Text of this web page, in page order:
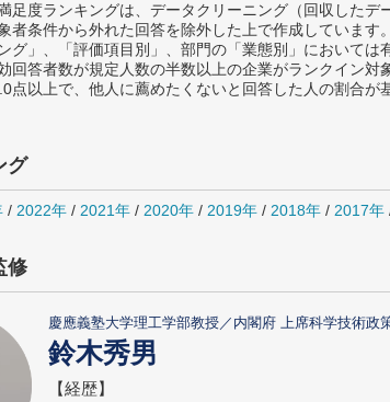
足度ランキングは、データクリーニング（回収したデ
条件から外れた回答を除外した上で作成しています。
グ」、「評価項目別」、部門の「業態別」において
回答者数が規定人数の半数以上の企業がランクイン対
点以上で、他人に薦めたくないと回答した人の割合が
グ
/ 2022年 / 2021年 / 2020年 / 2019年 / 2018年 / 2017年
修
慶應義塾大学理工学部教授／内閣府 上席科学技術政
鈴木秀男
【経歴】